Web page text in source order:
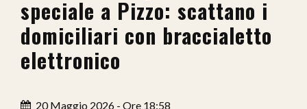
Politica
Sport
speciale a Pizzo: scattano i
domiciliari con braccialetto
elettronico
20 Maggio 2026 - Ore 18:58